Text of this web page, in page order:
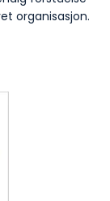
organisasjon.